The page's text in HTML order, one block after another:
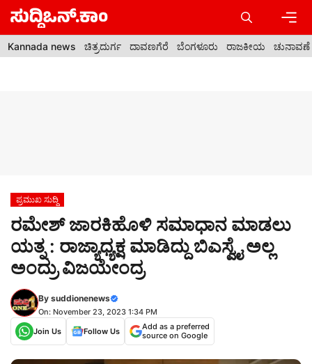
Skip
content
Kannada news ಚಿತ್ರದುರ್ಗ ದಾವಣಗೆರೆ ಬೆಂಗಳೂರು ರಾಜಕೀಯ ಚುನಾವಣೆ
ಪ್ರಮುಖ ಸುದ್ದಿ
ರಮೇಶ್ ಜಾರಕಿಹೊಳಿ ಸಮಾಧಾನ ಮಾಡಲು
ಯತ್ನ : ರಾಜ್ಯಾಧ್ಯಕ್ಷ ಮಾಡಿದ್ದು ಬಿಎಸ್ವೈ ಅಲ್ಲ
ಅಂದ್ರು ವಿಜಯೇಂದ್ರ
By suddionenews
On: November 23, 2023 1:34 PM
Join Us
Follow Us
Add as a preferred
source on Google